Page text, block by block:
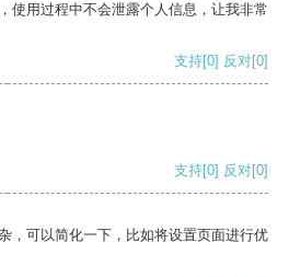
使用过程中不会泄露个人信息，让我非常
支持[0] 反对[0]
支持[0] 反对[0]
，可以简化一下，比如将设置页面进行优